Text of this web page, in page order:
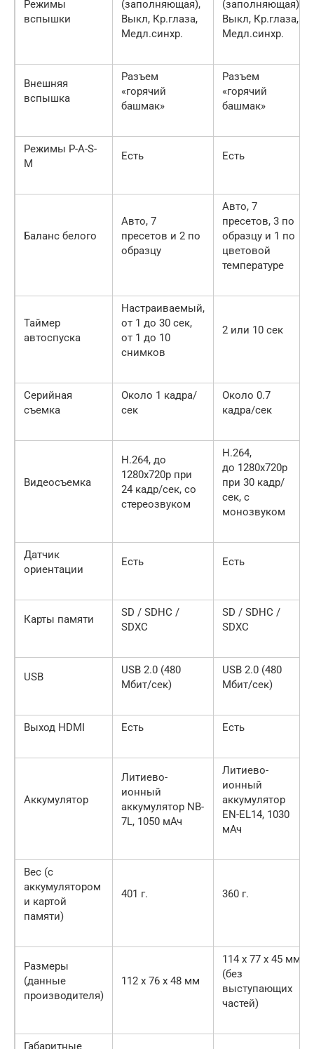
Режимы
вспышки
(заполняющая),
Выкл, Кр.глаза,
Медл.синхр.
(заполняющая),
Выкл, Кр.глаза,
Медл.синхр.
Внешняя
вспышка
Разъем
«горячий
башмак»
Разъем
«горячий
башмак»
Режимы P-А-S-
M
Есть Есть
Баланс белого
Авто, 7
пресетов и 2 по
образцу
Авто, 7
пресетов, 3 по
образцу и 1 по
цветовой
температуре
Таймер
автоспуска
Настраиваемый,
от 1 до 30 сек,
от 1 до 10
снимков
2 или 10 сек
Серийная
съемка
Около 1 кадра/
сек
Около 0.7
кадра/сек
Видеосъемка
H.264, до
1280x720p при
24 кадр/сек, со
стереозвуком
H.264,
до 1280x720p
при 30 кадр/
сек, с
монозвуком
Датчик
ориентации
Есть Есть
Карты памяти
SD / SDHC /
SDXC
SD / SDHC /
SDXC
USB
USB 2.0 (480
Mбит/сек)
USB 2.0 (480
Mбит/сек)
Выход HDMI Есть Есть
Аккумулятор
Литиево-
ионный
аккумулятор NB-
7L, 1050 мАч
Литиево-
ионный
аккумулятор
EN-EL14, 1030
мАч
Вес (с
аккумулятором
и картой
памяти)
401 г. 360 г.
Размеры
(данные
производителя)
112 x 76 x 48 мм
114 x 77 x 45 мм
(без
выступающих
частей)
Габаритные